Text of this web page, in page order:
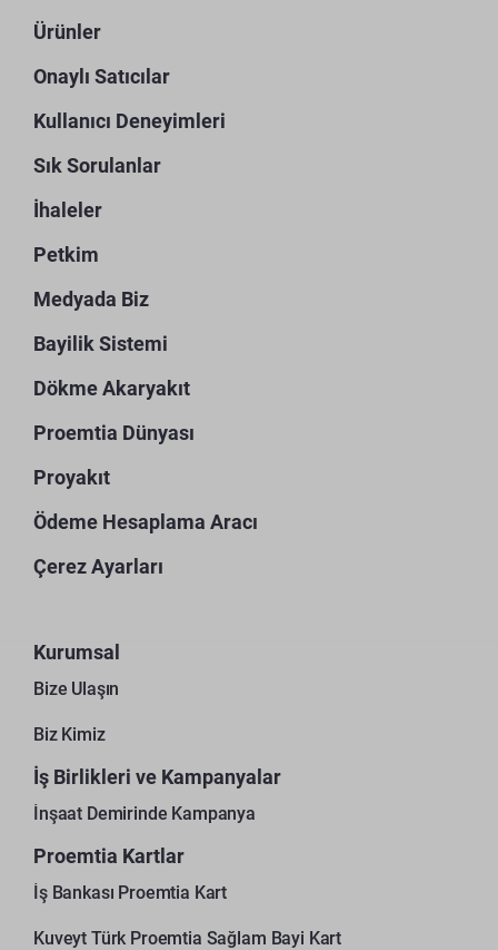
Ürünler
Onaylı Satıcılar
Kullanıcı Deneyimleri
Sık Sorulanlar
İhaleler
Petkim
Medyada Biz
Bayilik Sistemi
Dökme Akaryakıt
Proemtia Dünyası
Proyakıt
Ödeme Hesaplama Aracı
Çerez Ayarları
Kurumsal
Bize Ulaşın
Biz Kimiz
İş Birlikleri ve Kampanyalar
İnşaat Demirinde Kampanya
Proemtia Kartlar
İş Bankası Proemtia Kart
Kuveyt Türk Proemtia Sağlam Bayi Kart